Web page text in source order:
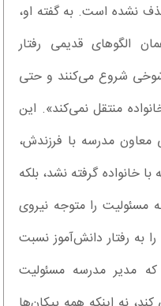
نشده است. به گفته او،
الگو‌های قدیمی رفتار
شوخی شروع می‌کنند و حتی
منتقل نمی‌کند». این
معاون مدرسه با فرزندش،
خانواده گرفته نشد، بلکه
مسئولیت را متوجه نیروی
به رفتار دانش‌آموز نسبت
مدیر مدرسه مسئولیت